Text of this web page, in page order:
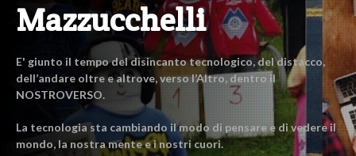
Mazzucchelli
E' giunto il tempo del disincanto tecnologico, del distacco,
dell’andare oltre e altrove, verso l’Altro, dentro il
NOSTROVERSO.
La tecnologia sta cambiando il modo di pensare e di vedere il
mondo, la nostra mente e i nostri cuori.